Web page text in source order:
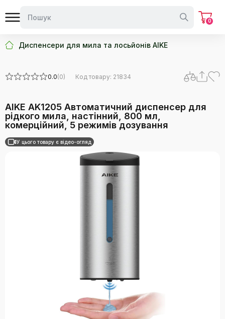
0
Диспенсери для мила та лосьйонів AIKE
0.0(0) Код товару: 21834
AIKE AK1205 Автоматичний диспенсер для
рідкого мила, настінний, 800 мл,
комерційний, 5 режимів дозування
У цього товару є відео-огляд